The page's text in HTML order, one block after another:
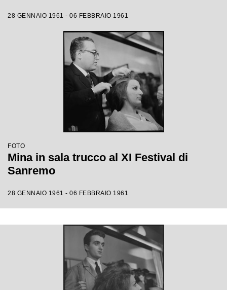
28 GENNAIO 1961 - 06 FEBBRAIO 1961
FOTO
Mina in sala trucco al XI Festival di
Sanremo
28 GENNAIO 1961 - 06 FEBBRAIO 1961